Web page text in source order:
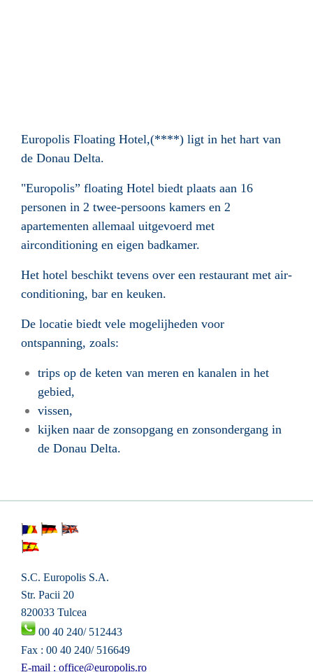
Europolis Floating Hotel,(****) ligt in het hart van
de Donau Delta.
"Europolis” floating Hotel biedt plaats aan 16
personen in 2 twee-persoons kamers en 2
apartementen allemaal uitgevoerd met
airconditioning en eigen badkamer.
Het hotel beschikt tevens over een restaurant met air-
conditioning, bar en keuken.
De locatie biedt vele mogelijheden voor
ontspanning, zoals:
trips op de keten van meren en kanalen in het
gebied,
vissen,
kijken naar de zonsopgang en zonsondergang in
de Donau Delta.
S.C. Europolis S.A.
Str. Pacii 20
820033 Tulcea
00 40 240/ 512443
Fax : 00 40 240/ 516649
E-mail : office@europolis.ro